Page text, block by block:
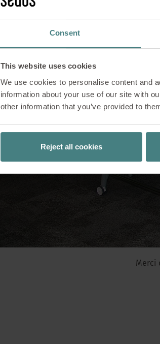
Consent
This website uses cookies
We use cookies to personalise content and
information about your use of our site with
other information that you’ve provided to
Reject all cookies
Merci